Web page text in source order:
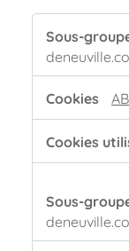
de
performance